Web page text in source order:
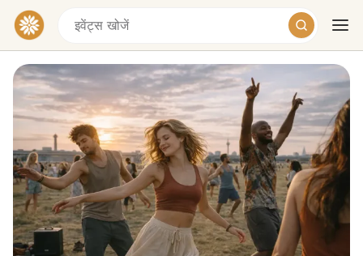
आजकलसप्ताहांत